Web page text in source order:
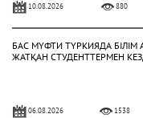
10.08.2026 880
БАС МҮФТИ ТҮРКИЯДА БІЛІМ
ЖАТҚАН СТУДЕНТТЕРМЕН
06.08.2026 1538